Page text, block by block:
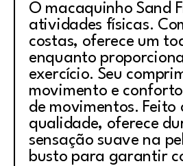
O macaquinho Sand
atividades físicas.
costas, oferece um
enquanto
exercício. Seu
movimento e
de movimentos.
qualidade, oferece
sensação suave na
busto para garantir